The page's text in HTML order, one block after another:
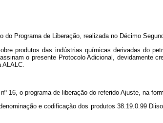
Programa de Liberação, realizada no Décimo
produtos das indústrias químicas derivadas do
o presente Protocolo Adicional, devidamente
ALALC.
16, o programa de liberação do referido Ajuste, na
e codificação dos produtos 38.19.0.99